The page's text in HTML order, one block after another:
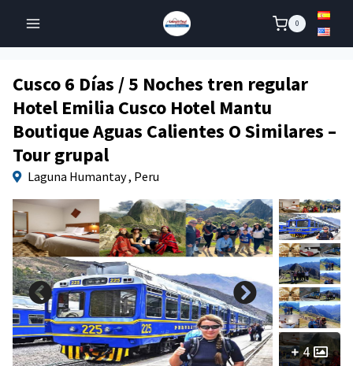
content
0
Cusco 6 Días / 5 Noches tren regular
Hotel Emilia Cusco Hotel Mantu
Boutique Aguas Calientes O Similares –
Tour grupal
Laguna Humantay , Peru
4